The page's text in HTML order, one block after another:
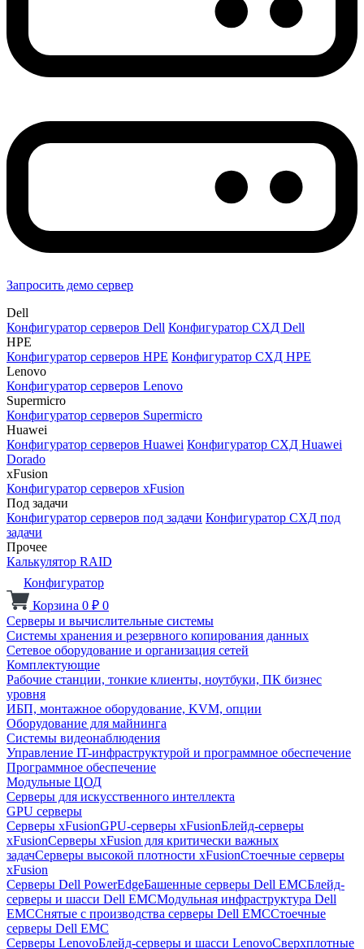
Запросить демо сервер
Dell
Конфигуратор серверов Dell Конфигуратор СХД Dell
HPE
Конфигуратор серверов HPE Конфигуратор СХД HPE
Lenovo
Конфигуратор серверов Lenovo
Supermicro
Конфигуратор серверов Supermicro
Huawei
Конфигуратор серверов Huawei Конфигуратор СХД Huawei
Dorado
xFusion
Конфигуратор серверов xFusion
Под задачи
Конфигуратор серверов под задачи Конфигуратор СХД под
задачи
Прочее
Калькулятор RAID
Конфигуратор
Корзина 0 ₽ 0
Серверы и вычислительные системы
Системы хранения и резервного копирования данных
Сетевое оборудование и организация сетей
Комплектующие
Рабочие станции, тонкие клиенты, ноутбуки, ПК бизнес
уровня
ИБП, монтажное оборудование, KVM, опции
Оборудование для майнинга
Системы видеонаблюдения
Управление IT-инфраструктурой и программное обеспечение
Программное обеспечение
Модульные ЦОД
Серверы для искусственного интеллекта
GPU серверы
Серверы xFusionGPU-серверы xFusionБлейд-серверы
xFusionСерверы xFusion для критически важных
задачСерверы высокой плотности xFusionСтоечные серверы
xFusion
Серверы Dell PowerEdgeБашенные серверы Dell EMCБлейд-
серверы и шасси Dell EMCМодульная инфраструктура Dell
EMCСнятые с производства серверы Dell EMCСтоечные
серверы Dell EMC
Серверы LenovoБлейд-серверы и шасси LenovoСверхплотные